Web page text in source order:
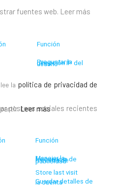
fuentes web. Leer más
Función
Preguntar la dirección IP del usuario
la
compartir.Leer más
Función
Manejar la frecuencia de muestra de publicidad
Store last visit
Guardar detalles de la cuenta